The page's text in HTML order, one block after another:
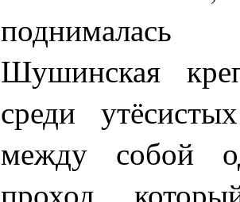
Шушинская
среди
между собой